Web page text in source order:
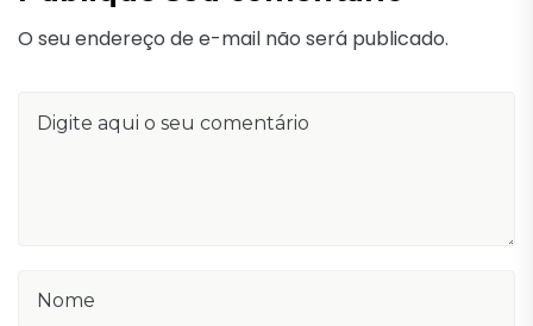
O seu endereço de e-mail não será publicado.